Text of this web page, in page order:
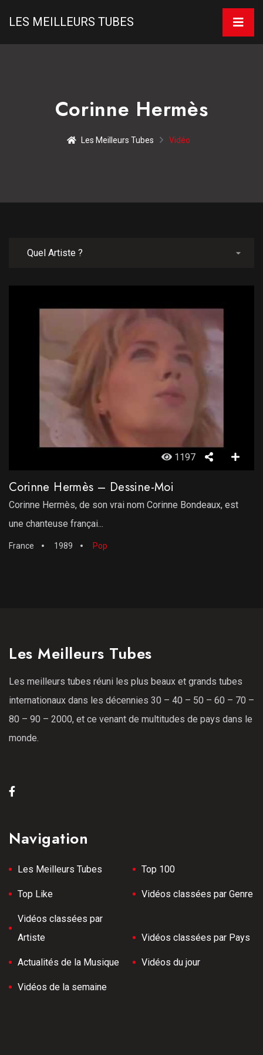
LES MEILLEURS TUBES
Corinne Hermès
Les Meilleurs Tubes Vidéo
1197
Corinne Hermès – Dessine-Moi
Corinne Hermès, de son vrai nom Corinne Bondeaux, est
une chanteuse françai...
France 1989 Pop
Les Meilleurs Tubes
Les meilleurs tubes réuni les plus beaux et grands tubes
internationaux dans les décennies 30 – 40 – 50 – 60 – 70 –
80 – 90 – 2000, et ce venant de multitudes de pays dans le
monde.
Navigation
Les Meilleurs Tubes Top 100
Top Like Vidéos classées par Genre
Vidéos classées par
Artiste
Vidéos classées par Pays
Actualités de la Musique Vidéos du jour
Vidéos de la semaine